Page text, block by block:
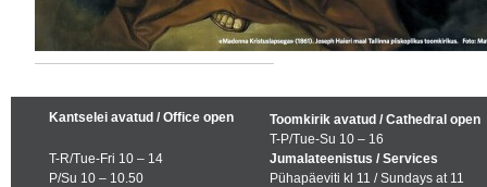
Kantselei avatud / Office open
T-R/Tue-Fri 10 – 14
P/Su 10 – 10.50
Toomkirik avatud / Cathedral open
T-P/Tue-Su 10 – 16
Jumalateenistus / Services
Pühapäeviti kl 11 / Sundays at 11